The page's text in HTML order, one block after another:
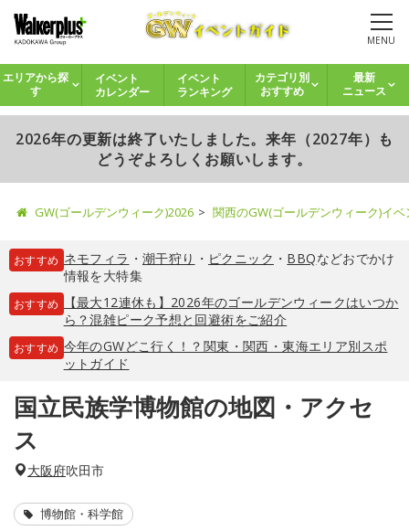
MENU
エリアから探
す
イベント
カレンダー
イベント
ランキング
カテゴリ別
おすすめ
最新
ニュース
2026年の更新は終了いたしました。来年（2027年）も
どうぞよろしくお願いします。
GW(ゴールデンウィーク)2026 関西のGW(ゴールデンウィーク)イ
おすすめ ネモフィラ ・ 潮干狩り ・ ピクニック ・ BBQなどおでかけ
情報を大特集
おすすめ
【最大12連休も】2026年のゴールデンウィークはいつか
ら？混雑ピーク予想と回避術をご紹介
おすすめ 今年のGWどこ行く！？関東・関西・東海エリア別スポ
ットガイド
国立民族学博物館の地図・アクセ
ス
大阪府吹田市
博物館・科学館